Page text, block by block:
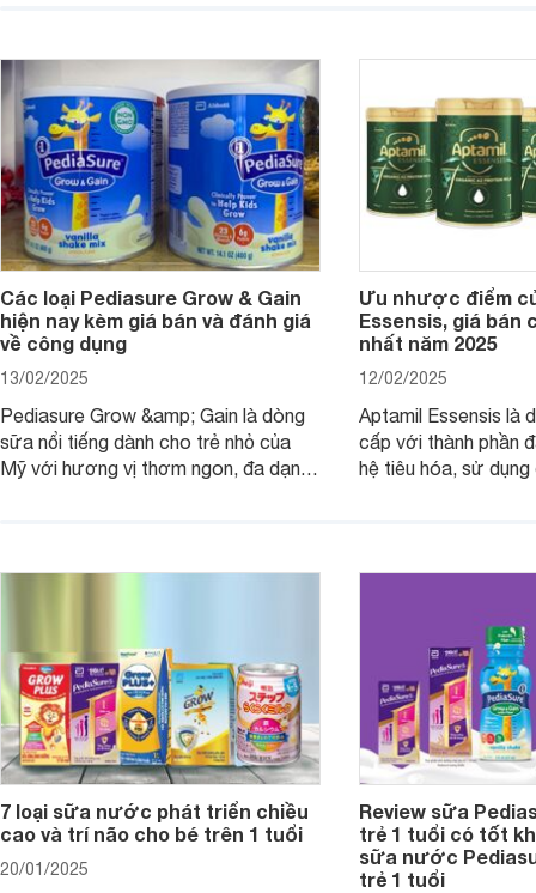
dưỡng có gì đặc biệt? Giá sữa
Meadow Fresh trên thị trường hiện
nay ra sao? Hãy cùng tìm hiểu ngay.
hơn so với các
4 yếu tố sau.
Các loại Pediasure Grow & Gain
hiện nay kèm giá bán và đánh giá
về công dụng
13/02/2025
Pediasure Grow &amp; Gain là dòng
sữa nổi tiếng dành cho trẻ nhỏ của
Mỹ với hương vị thơm ngon, đa dạng
Pediasure Grow &amp; Gain hiện nay
Ưu nhược điểm
Essensis, giá bán
nhất năm 2025
12/02/2025
Aptamil Essensis là
cấp với thành phần
hệ tiêu hóa, sử
cùng Websosanh.vn
7 loại sữa nước phát triển chiều
cao và trí não cho bé trên 1 tuổi
20/01/2025
Review sữa
trẻ 1 tuổi có tốt
sữa nước
trẻ 1 tuổi